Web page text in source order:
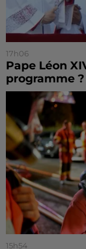
17h06
Pape Léon
programme ?
15h54